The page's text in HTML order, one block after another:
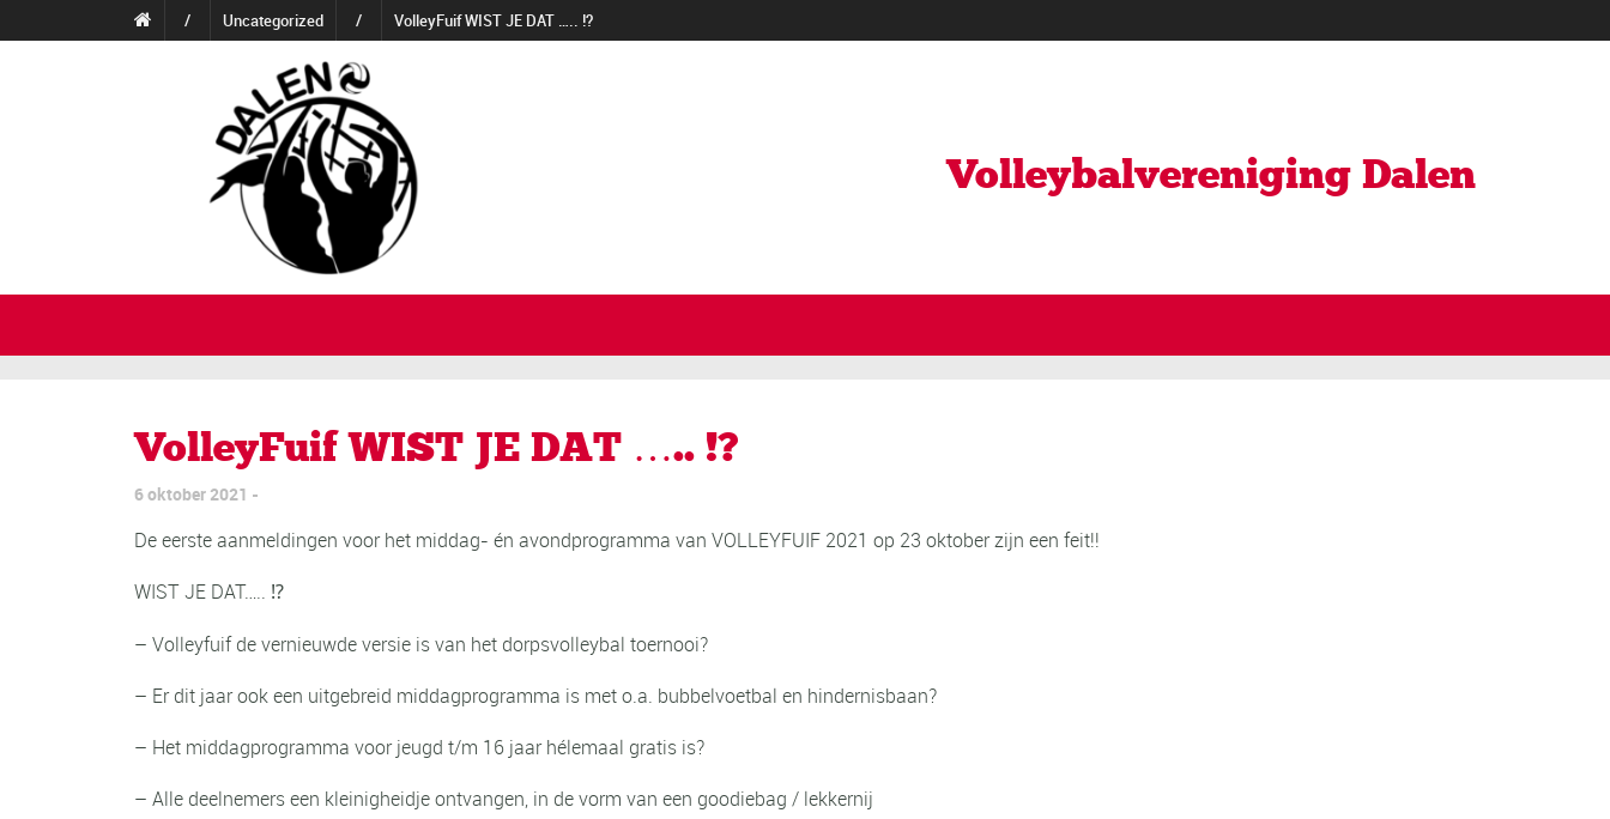
/ Uncategorized / VolleyFuif WIST JE DAT ….. !?
Volleybalvereniging Dalen
VolleyFuif WIST JE DAT ….. !?
6 oktober 2021
De eerste aanmeldingen voor het middag- én avondprogramma van VOLLEYFUIF 2021 op 23 oktober zijn een feit!!
WIST JE DAT….. ⁉️
– Volleyfuif de vernieuwde versie is van het dorpsvolleybal toernooi?
– Er dit jaar ook een uitgebreid middagprogramma is met o.a. bubbelvoetbal en hindernisbaan?
– Het middagprogramma voor jeugd t/m 16 jaar hélemaal gratis is?
– Alle deelnemers een kleinigheidje ontvangen, in de vorm van een goodiebag / lekkernij